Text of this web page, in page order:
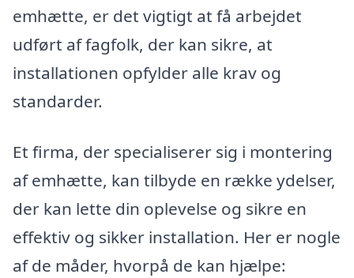
emhætte, er det vigtigt at få arbejdet
udført af fagfolk, der kan sikre, at
installationen opfylder alle krav og
standarder.
Et firma, der specialiserer sig i montering
af emhætte, kan tilbyde en række ydelser,
der kan lette din oplevelse og sikre en
effektiv og sikker installation. Her er nogle
af de måder, hvorpå de kan hjælpe: